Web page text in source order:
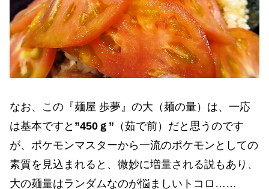
なお、この『麺屋 歩夢』の大（麺の量）は、一応
は基本ですと ”450ｇ” （茹で前）だと思うのです
が、ポケモンマスターから一流のポケモンとしての
素質を見込まれると、微妙に増量される説もあり、
大の麺量はランダムなのが悩ましいトコロ……